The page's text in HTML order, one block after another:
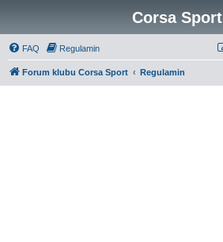
Corsa Sport
FAQ Regulamin
Forum klubu Corsa Sport Regulamin